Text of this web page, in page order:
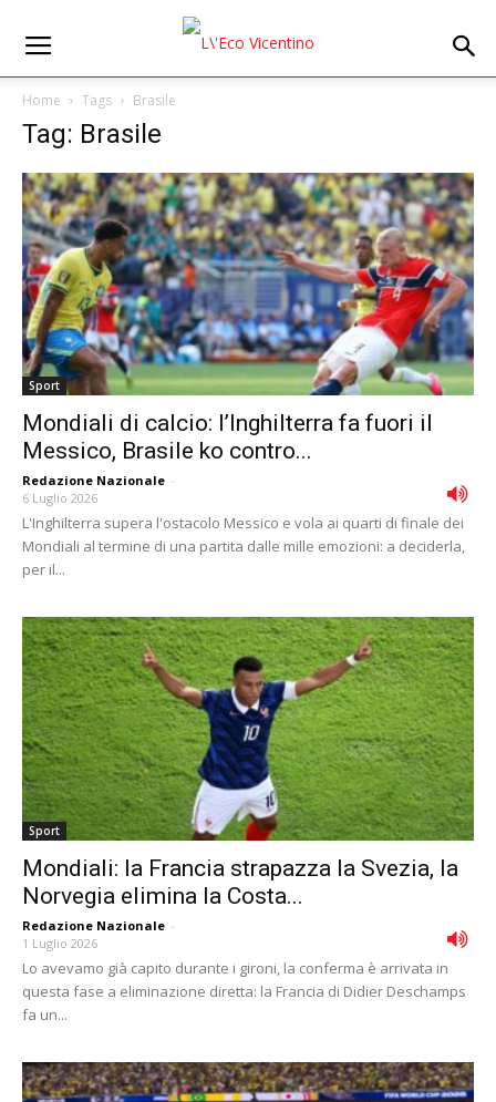
Home Tags Brasile
Tag: Brasile
Sport
Mondiali di calcio: l’Inghilterra fa fuori il
Messico, Brasile ko contro...
Redazione Nazionale -
6 Luglio 2026
L'Inghilterra supera l'ostacolo Messico e vola ai quarti di finale dei
Mondiali al termine di una partita dalle mille emozioni: a deciderla,
per il...
Sport
Mondiali: la Francia strapazza la Svezia, la
Norvegia elimina la Costa...
Redazione Nazionale -
1 Luglio 2026
Lo avevamo già capito durante i gironi, la conferma è arrivata in
questa fase a eliminazione diretta: la Francia di Didier Deschamps
fa un...